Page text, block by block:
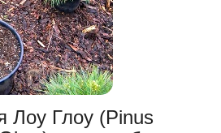
Лоу Глоу (Pinus